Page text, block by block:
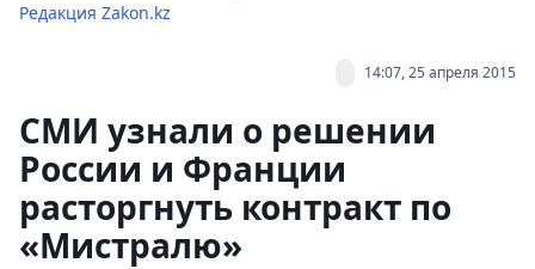
Редакция Zakon.kz
14:07, 25 апреля 2015
СМИ узнали о решении
России и Франции
расторгнуть контракт по
«Мистралю»